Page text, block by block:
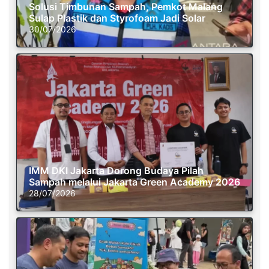
Solusi Timbunan Sampah, Pemkot Malang
Sulap Plastik dan Styrofoam Jadi Solar
30/07/2026
IMM DKI Jakarta Dorong Budaya Pilah
Sampah melalui Jakarta Green Academy 2026
28/07/2026